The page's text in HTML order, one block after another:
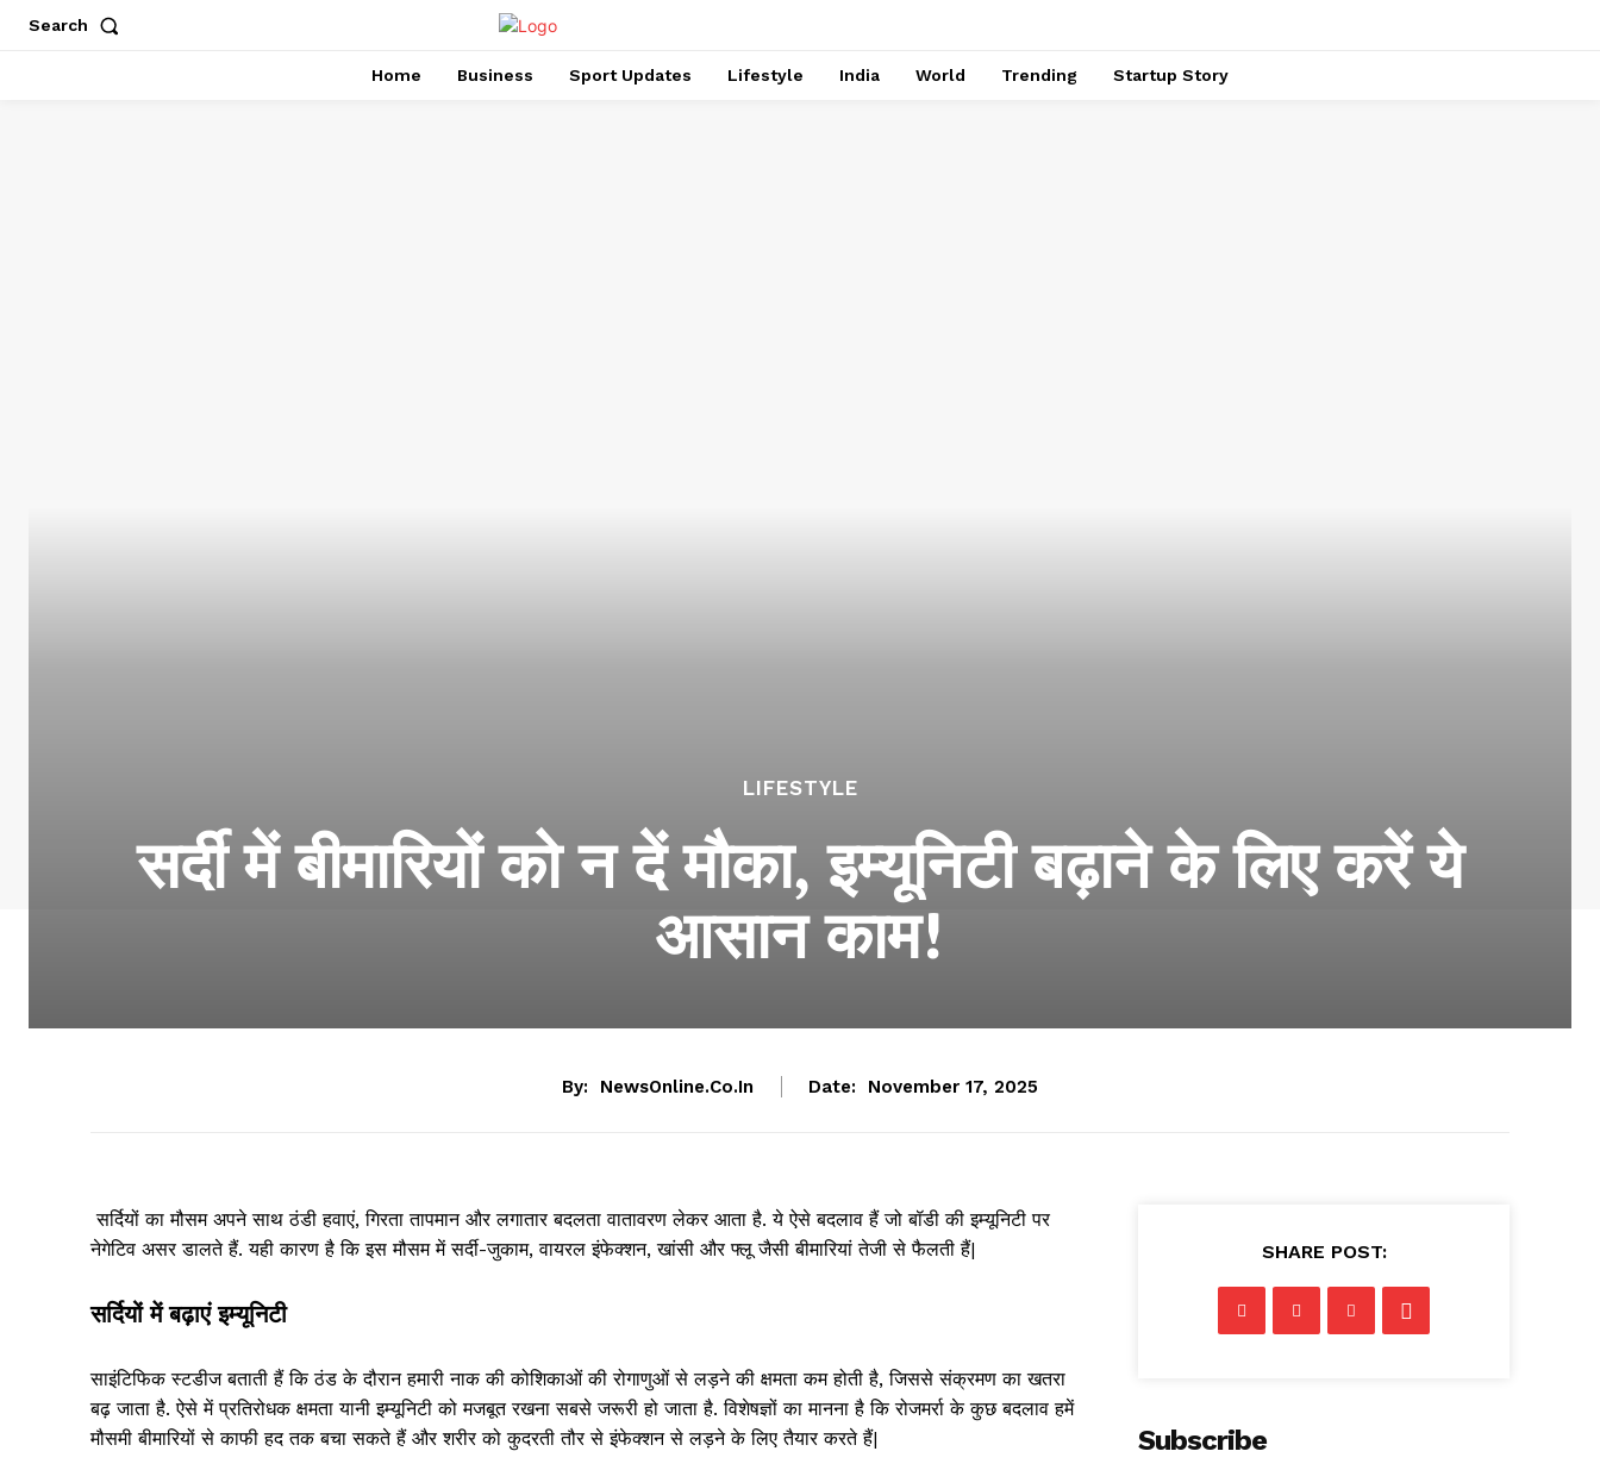
Search
Home Business Sport Updates Lifestyle India World Trending Startup Story
LIFESTYLE
सर्दी में बीमारियों को न दें मौका, इम्यूनिटी बढ़ाने के लिए करें ये
आसान काम!
By: NewsOnline.co.in Date: November 17, 2025
सर्दियों का मौसम अपने साथ ठंडी हवाएं, गिरता तापमान और लगातार बदलता वातावरण लेकर आता है. ये ऐसे बदलाव हैं जो बॉडी की इम्यूनिटी पर
नेगेटिव असर डालते हैं. यही कारण है कि इस मौसम में सर्दी-जुकाम, वायरल इंफेक्शन, खांसी और फ्लू जैसी बीमारियां तेजी से फैलती हैं|
सर्दियों में बढ़ाएं इम्यूनिटी
साइंटिफिक स्टडीज बताती हैं कि ठंड के दौरान हमारी नाक की कोशिकाओं की रोगाणुओं से लड़ने की क्षमता कम होती है, जिससे संक्रमण का खतरा
बढ़ जाता है. ऐसे में प्रतिरोधक क्षमता यानी इम्यूनिटी को मजबूत रखना सबसे जरूरी हो जाता है. विशेषज्ञों का मानना है कि रोजमर्रा के कुछ बदलाव हमें
मौसमी बीमारियों से काफी हद तक बचा सकते हैं और शरीर को कुदरती तौर से इंफेक्शन से लड़ने के लिए तैयार करते हैं|
SHARE POST:
Subscribe